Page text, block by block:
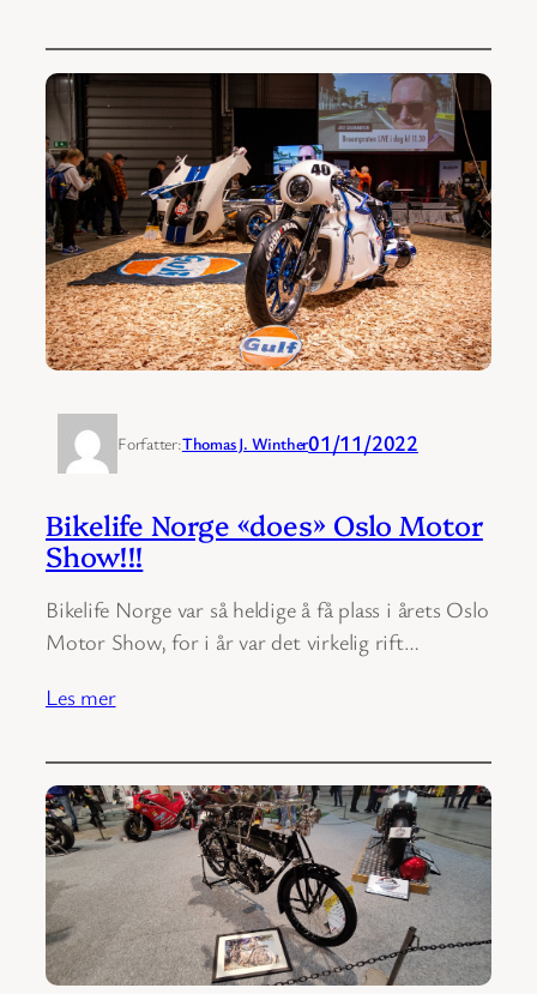
Forfatter:Thomas J. Winther01/11/2022
Bikelife Norge «does» Oslo Motor
Show!!!
Bikelife Norge var så heldige å få plass i årets Oslo
Motor Show, for i år var det virkelig rift…
Les mer